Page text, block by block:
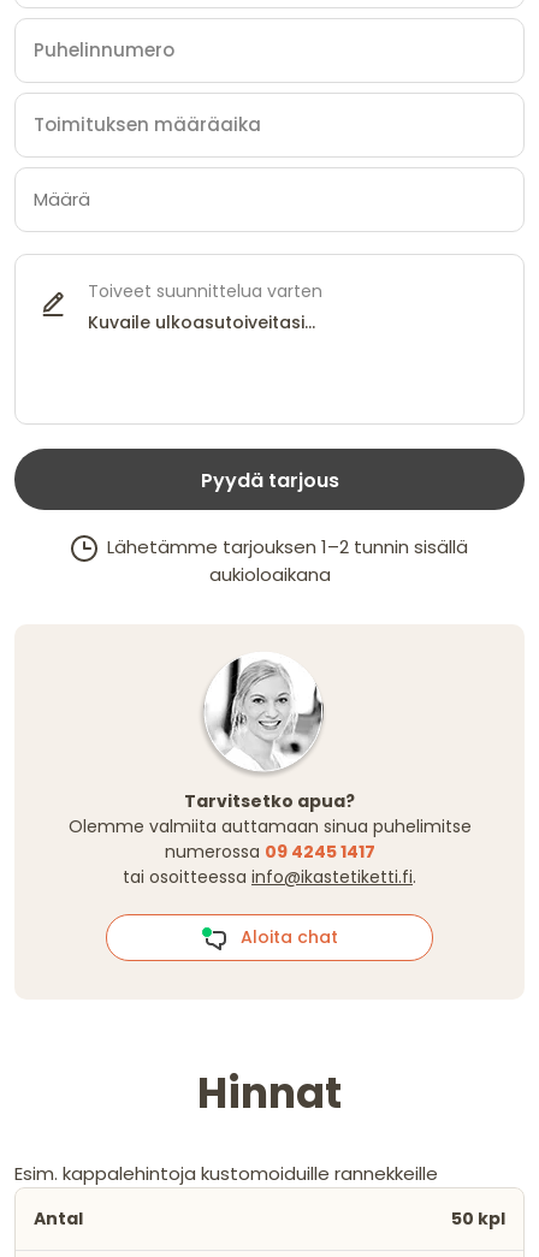
Toiveet suunnittelua varten
Pyydä tarjous
Lähetämme tarjouksen 1–2 tunnin sisällä
aukioloaikana
Tarvitsetko apua?
Olemme valmiita auttamaan sinua puhelimitse
numerossa 09 4245 1417
tai osoitteessa info@ikastetiketti.fi.
Aloita chat
Hinnat
Esim. kappalehintoja kustomoiduille rannekkeille
50 kpl